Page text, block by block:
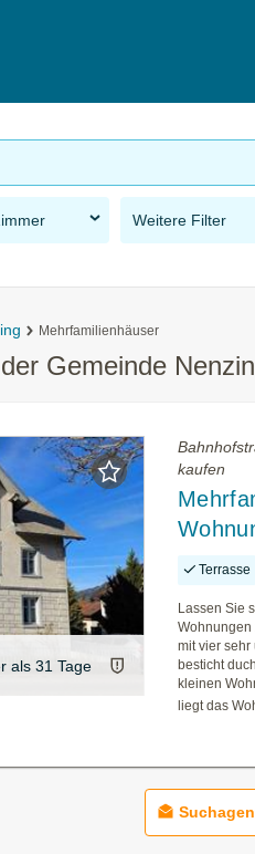
Weitere Filter
Mehrfamilienhäuser
Gemeinde
als 31 Tage
kaufen
Terrasse
Lassen Sie
Wohnungen
mit vier sehr
besticht
kleinen
liegt das